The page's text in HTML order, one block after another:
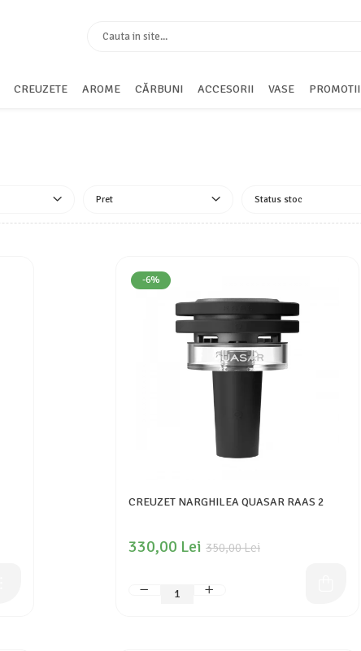
CREUZETE AROME CĂRBUNI ACCESORII VASE PROMOTII
Pret Status stoc
-6%
CREUZET NARGHILEA QUASAR RAAS 2
350,00 Lei
330,00 Lei